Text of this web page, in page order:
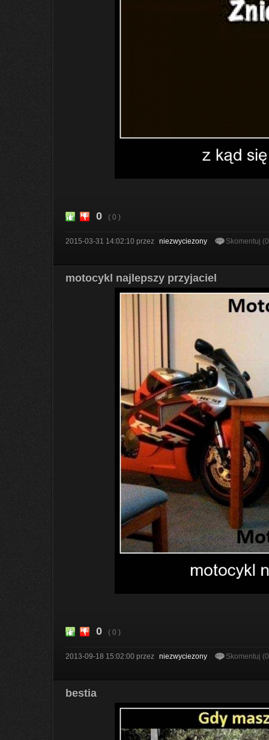
0 ( 0 )
2015-03-31 14:02:10 przez niezwyciezony Skomentuj
motocykl najlepszy przyjaciel
0 ( 0 )
2013-09-18 15:02:00 przez niezwyciezony Skomentuj
bestia